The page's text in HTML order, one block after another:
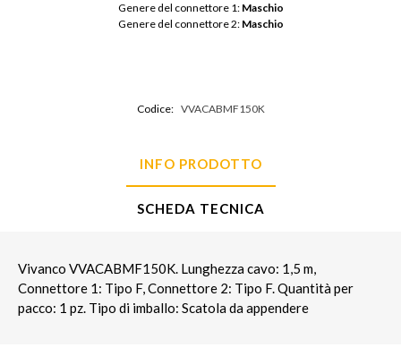
Genere del connettore 1: Maschio
Genere del connettore 2: Maschio
Codice: VVACABMF150K
INFO PRODOTTO
SCHEDA TECNICA
Vivanco VVACABMF150K. Lunghezza cavo: 1,5 m,
Connettore 1: Tipo F, Connettore 2: Tipo F. Quantità per
pacco: 1 pz. Tipo di imballo: Scatola da appendere